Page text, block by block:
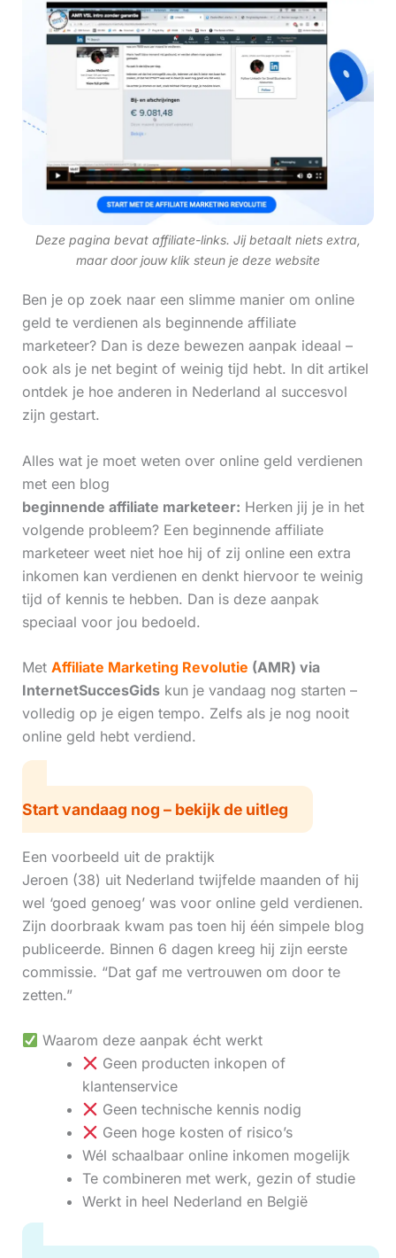
Deze pagina bevat affiliate-links. Jij betaalt niets extra,
maar door jouw klik steun je deze website
Ben je op zoek naar een slimme manier om online
geld te verdienen als beginnende affiliate
marketeer? Dan is deze bewezen aanpak ideaal –
ook als je net begint of weinig tijd hebt. In dit artikel
ontdek je hoe anderen in Nederland al succesvol
zijn gestart.
Alles wat je moet weten over online geld verdienen
met een blog
beginnende affiliate marketeer: Herken jij je in het
volgende probleem? Een beginnende affiliate
marketeer weet niet hoe hij of zij online een extra
inkomen kan verdienen en denkt hiervoor te weinig
tijd of kennis te hebben. Dan is deze aanpak
speciaal voor jou bedoeld.
Met Affiliate Marketing Revolutie (AMR) via
InternetSuccesGidskun je vandaag nog starten –
volledig op je eigen tempo. Zelfs als je nog nooit
online geld hebt verdiend.
Start vandaag nog – bekijk de uitleg
Een voorbeeld uit de praktijk
Jeroen (38) uit Nederland twijfelde maanden of hij
wel ‘goed genoeg’ was voor online geld verdienen.
Zijn doorbraak kwam pas toen hij één simpele blog
publiceerde. Binnen 6 dagen kreeg hij zijn eerste
commissie. “Dat gaf me vertrouwen om door te
zetten.”
Waarom deze aanpak écht werkt
Geen producten inkopen of
klantenservice
Geen technische kennis nodig
Geen hoge kosten of risico’s
Wél schaalbaar online inkomen mogelijk
Te combineren met werk, gezin of studie
Werkt in heel Nederland en België